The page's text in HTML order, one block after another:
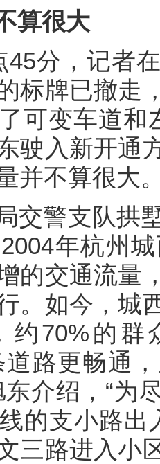
算很大
45分，记者
标牌已撤走
可变车道
驶入新开通
并不算很大
交警支队拱
年杭州
的交通流量
。如今，城
70%的群
道路更畅通
东介绍，“为
的支小路出
三路进入小